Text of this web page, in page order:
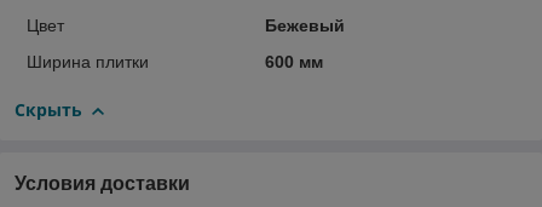
Цвет
Бежевый
Ширина плитки
600 мм
Скрыть
Условия доставки